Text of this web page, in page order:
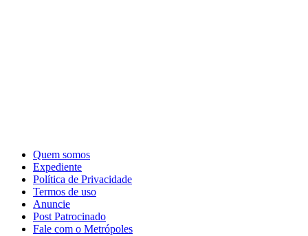
Quem somos
Expediente
Política de Privacidade
Termos de uso
Anuncie
Post Patrocinado
Fale com o Metrópoles